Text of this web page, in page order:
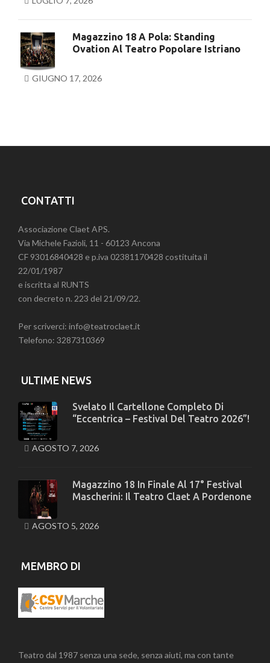
Magazzino 18 A Pola: Standing
Ovation Al Teatro Popolare Istriano
GIUGNO 17, 2026
CONTATTI
Associazione Claet APS.
Via Michele Fazioli, 11 - 60123 Ancona
CF 93016840428 e p.iva 02381170428 costituita il
22/01/1987
e iscritta al RUNTS
con decreto n. 223 del 21/09/22.
Per scriverci: info@teatroclaet.it
Telefono: 3287310369
ULTIME NEWS
Svelato Il Cartellone Completo Di
“Eccentrica – Festival Del Teatro 2026”!
AGOSTO 7, 2026
Magazzino 18 In Finale Al 17° Festival
Mascherini: Il Teatro Claet A Pordenone
AGOSTO 5, 2026
MEMBRO DI
Teatro dal 1987 senza una sede, senza aiuti, ma con tante